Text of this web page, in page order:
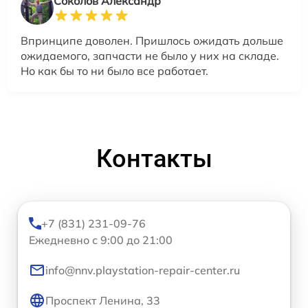
Впринципе доволен. Пришлось ожидать дольше
ожидаемого, запчасти не было у них на складе.
Но как бы то ни было все работает.
Контакты
+7 (831) 231-09-76
Ежедневно с 9:00 до 21:00
info@nnv.playstation-repair-center.ru
Проспект Ленина, 33